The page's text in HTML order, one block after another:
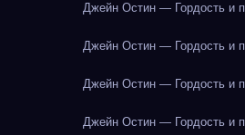
Джейн Остин — Гордость и
Джейн Остин — Гордость и
Джейн Остин — Гордость и
Джейн Остин — Гордость и